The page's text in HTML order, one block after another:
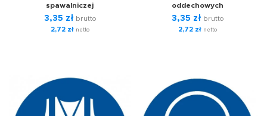
spawalniczej
3,35 zł brutto
2,72 złnetto
oddechowych
3,35 zł brutto
2,72 złnetto